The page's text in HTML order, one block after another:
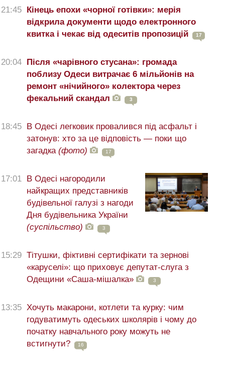
21:45 Кінець епохи «чорної готівки»: мерія
відкрила документи щодо електронного
квитка і чекає від одеситів пропозицій
17
20:04 Після «чарівного стусана»: громада
поблизу Одеси витрачає 6 мільйонів на
ремонт «нічийного» колектора через
фекальний скандал
3
18:45 В Одесі легковик провалився під асфальт і
затонув: хто за це відповість — поки що
загадка (фото) 17
17:01
В Одесі нагородили
найкращих представників
будівельної галузі з нагоди
Дня будівельника України
(суспільство)
3
15:29 Тітушки, фіктивні сертифікати та зернові
«каруселі»: що приховує депутат-слуга з
Одещини «Саша-мішалка»
3
13:35 Хочуть макарони, котлети та курку: чим
годуватимуть одеських школярів і чому до
початку навчального року можуть не
встигнути?
16